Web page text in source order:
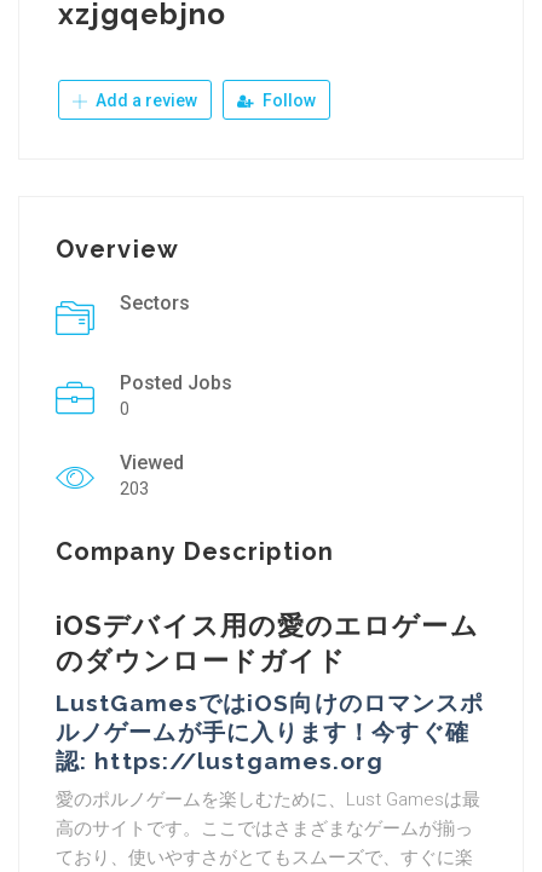
xzjgqebjno
Add a review Follow
Overview
Sectors
Posted Jobs
0
Viewed
203
Company Description
iOSデバイス用の愛のエロゲーム
のダウンロードガイド
LustGamesではiOS向けのロマンスポ
ルノゲームが手に入ります！今すぐ確
認: https://lustgames.org
愛のポルノゲームを楽しむために、Lust Gamesは最
高のサイトです。ここではさまざまなゲームが揃っ
ており、使いやすさがとてもスムーズで、すぐに楽